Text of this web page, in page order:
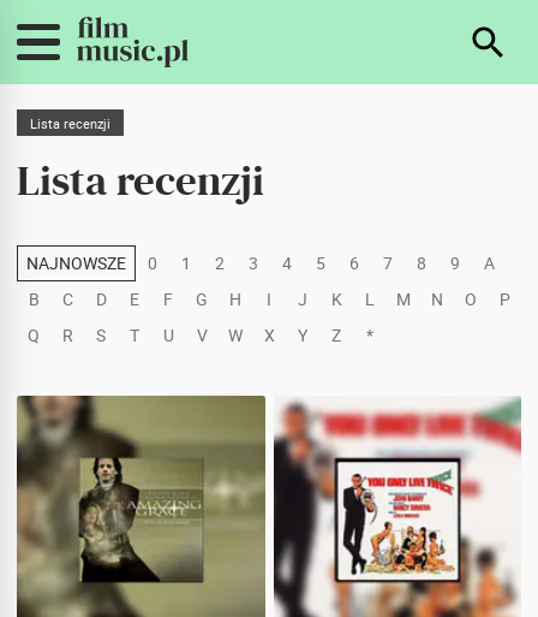
Lista recenzji
Lista recenzji
NAJNOWSZE 0 1 2 3 4 5 6 7 8 9
A
B
C D E F G H I J K L M N O
P
Q
R S T U V W X Y Z *